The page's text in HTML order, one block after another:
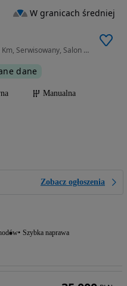
999 cm3 • 100 KM • Life 1.0 Turbo 100 Km, Serwisowany, Salon Polska
dane
Manualna
Zobacz ogłoszenia
Szybka naprawa
W granicach średniej